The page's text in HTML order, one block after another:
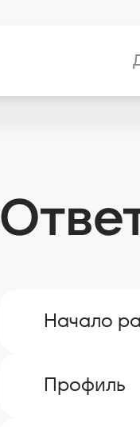
Начало
Профиль